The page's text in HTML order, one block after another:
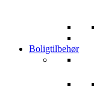
Boligtilbehør